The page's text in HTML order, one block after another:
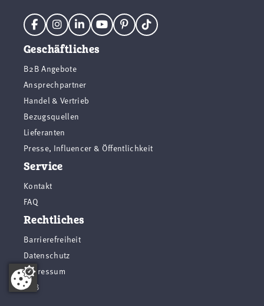
Geschäftliches
B2B Angebote
Ansprechpartner
Handel & Vertrieb
Bezugsquellen
Lieferanten
Presse, Influencer & Öffentlichkeit
Service
Kontakt
FAQ
Rechtliches
Barrierefreiheit
Datenschutz
Impressum
AGB